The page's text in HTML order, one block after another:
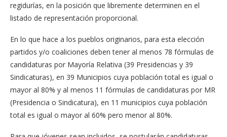
regidurías, en la posición que libremente determinen en el
listado de representación proporcional.
En lo que hace a los pueblos originarios, para esta elección
partidos y/o coaliciones deben tener al menos 78 fórmulas de
candidaturas por Mayoría Relativa (39 Presidencias y 39
Sindicaturas), en 39 Municipios cuya población total es igual o
mayor al 80% y al menos 11 fórmulas de candidaturas por MR
(Presidencia o Sindicatura), en 11 municipios cuya población
total es igual o mayor al 60% pero menor al 80%.